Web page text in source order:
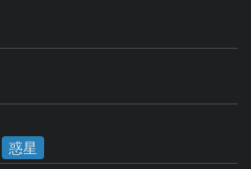
惑星